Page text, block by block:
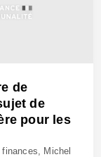
de
de
pour les
Michel